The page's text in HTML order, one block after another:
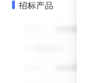
招标产品